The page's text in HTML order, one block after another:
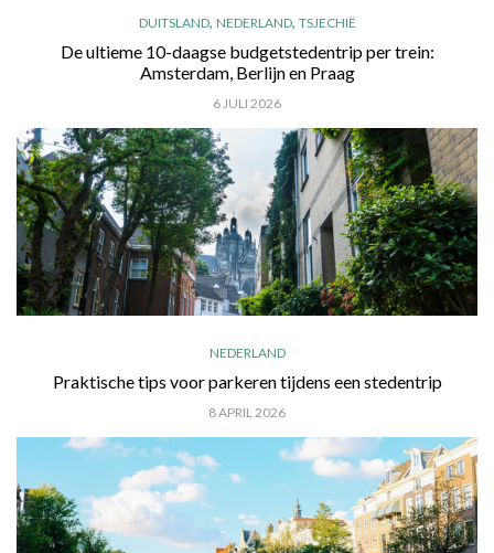
DUITSLAND, NEDERLAND, TSJECHIË
De ultieme 10-daagse budgetstedentrip per trein:
Amsterdam, Berlijn en Praag
6 JULI 2026
NEDERLAND
Praktische tips voor parkeren tijdens een stedentrip
8 APRIL 2026